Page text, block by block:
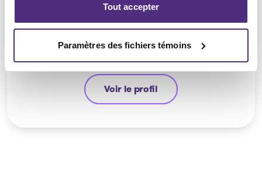
Tout accepter
Paramètres des fichiers témoins
CPA, MBA, PAIR, SAI
Voir le profil
Yannick Bourassa-Milot